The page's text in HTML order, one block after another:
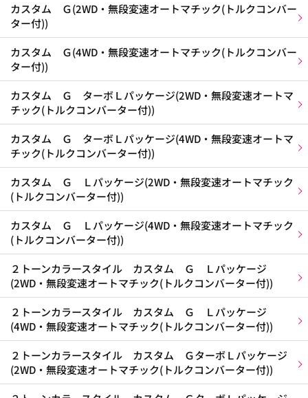
カスタム Ｇ(2WD・無段変速オートマチック(トルクコンバー
ター付))
カスタム Ｇ(4WD・無段変速オートマチック(トルクコンバー
ター付))
カスタム Ｇ ターボＬパッケージ(2WD・無段変速オートマ
チック(トルクコンバーター付))
カスタム Ｇ ターボＬパッケージ(4WD・無段変速オートマ
チック(トルクコンバーター付))
カスタム Ｇ Ｌパッケージ(2WD・無段変速オートマチック
(トルクコンバーター付))
カスタム Ｇ Ｌパッケージ(4WD・無段変速オートマチック
(トルクコンバーター付))
２トーンカラースタイル カスタム Ｇ Ｌパッケージ
(2WD・無段変速オートマチック(トルクコンバーター付))
２トーンカラースタイル カスタム Ｇ Ｌパッケージ
(4WD・無段変速オートマチック(トルクコンバーター付))
２トーンカラースタイル カスタム ＧターボＬパッケージ
(2WD・無段変速オートマチック(トルクコンバーター付))